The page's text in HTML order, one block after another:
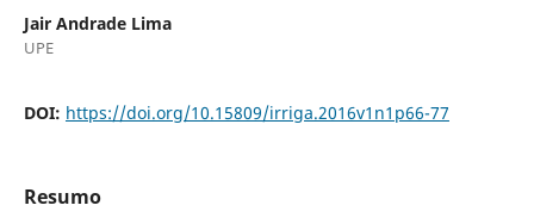
Jair Andrade Lima
UPE
DOI: https://doi.org/10.15809/irriga.2016v1n1p66-77
Resumo